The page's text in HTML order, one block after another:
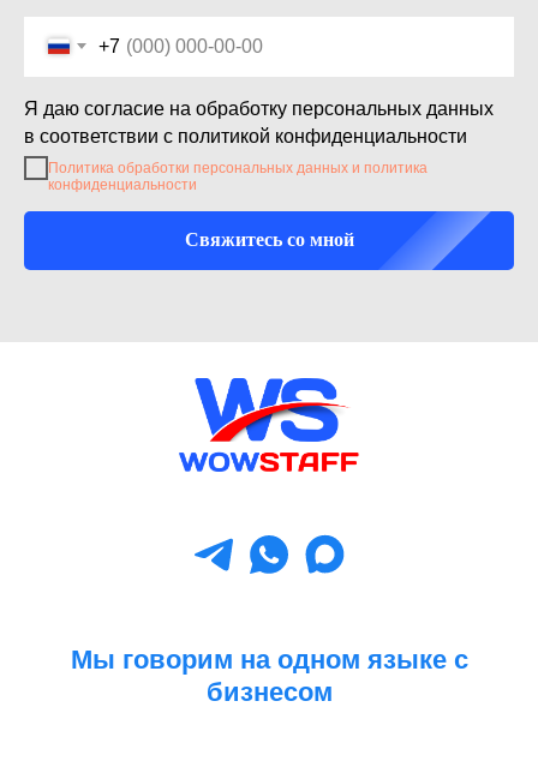
+7
Я даю согласие на обработку персональных данных
в соответствии с политикой конфиденциальности
Политика обработки персональных данных и политика
конфиденциальности
Свяжитесь со мной
Мы говорим на одном языке с
бизнесом